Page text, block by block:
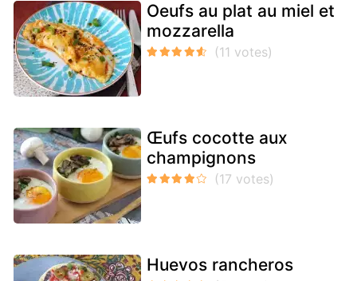
Oeufs au plat au miel et
mozzarella
Œufs cocotte aux
champignons
Huevos rancheros